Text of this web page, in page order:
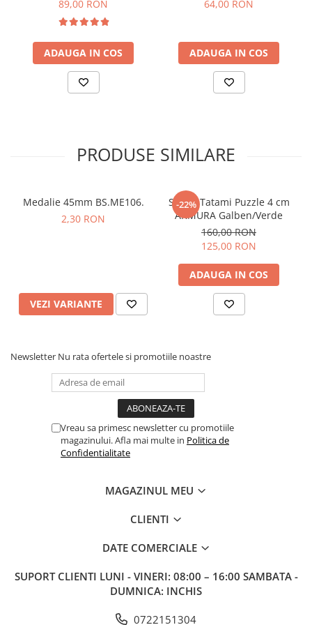
89,00 RON
ADAUGA IN COS
64,00 RON
ADAUGA IN COS
PRODUSE SIMILARE
Medalie 45mm BS.ME106.
2,30 RON
VEZI VARIANTE
-22%
Saltea Tatami Puzzle 4 cm
ARMURA Galben/Verde
160,00 RON
125,00 RON
ADAUGA IN COS
Newsletter Nu rata ofertele si promotiile noastre
Vreau sa primesc newsletter cu promotiile
magazinului. Afla mai multe in Politica de
Confidentialitate
MAGAZINUL MEU
CLIENTI
DATE COMERCIALE
SUPORT CLIENTI LUNI - VINERI: 08:00 – 16:00 SAMBATA -
DUMNICA: INCHIS
0722151304